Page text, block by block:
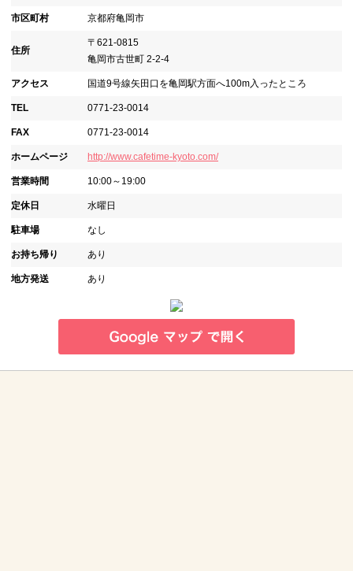
市区町村 京都府亀岡市
住所
〒621-0815
亀岡市古世町 2-2-4
アクセス 国道9号線矢田口を亀岡駅方面へ100m入ったところ
TEL 0771-23-0014
FAX 0771-23-0014
ホームページ http://www.cafetime-kyoto.com/
営業時間 10:00～19:00
定休日 水曜日
駐車場 なし
お持ち帰り あり
地方発送 あり